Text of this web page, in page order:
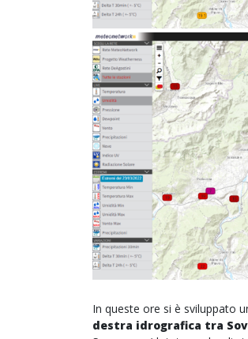
In queste ore si è sviluppato
destra idrografica tra